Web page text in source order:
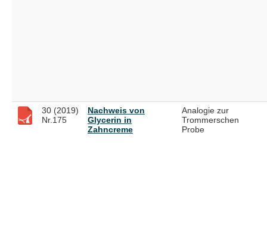
30 (2019)
Nr.175
Nachweis von
Glycerin in
Zahncreme
Analogie zur
Trommerschen
Probe